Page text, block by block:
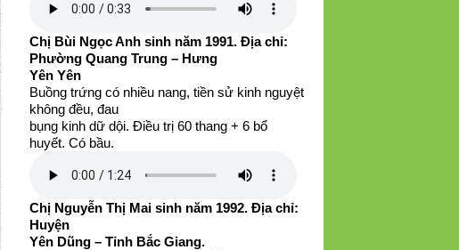
Chị Bùi Ngọc Anh sinh năm 1991. Địa chỉ:
Phường Quang Trung – Hưng
Yên Yên
Buồng trứng có nhiều nang, tiền sử kinh nguyệt
không đều, đau
bụng kinh dữ dội. Điều trị 60 thang + 6 bổ
huyết. Có bầu.
Chị Nguyễn Thị Mai sinh năm 1992. Địa chỉ:
Huyện
Yên Dũng – Tỉnh Bắc Giang.